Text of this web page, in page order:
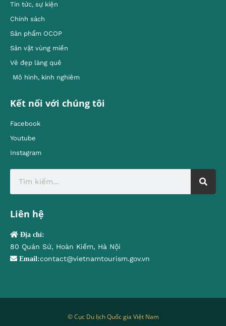
Tin tức, sự kiện
Chính sách
Sản phẩm OCOP
Sản vật vùng miền
Vẻ đẹp làng quê
Mô hình, kinh nghiêm
Kết nối với chúng tôi
Facebook
Youtube
Instagram
Liên hệ
Địa chỉ:
80 Quán Sứ, Hoàn Kiếm, Hà Nội
Email:contact@vietnamtourism.gov.vn
© Cục Du lịch Quốc gia Việt Nam